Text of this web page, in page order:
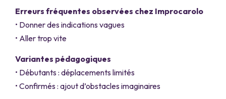
Erreurs fréquentes observées chez Improcarolo
• Donner des indications vagues
• Aller trop vite
Variantes pédagogiques
• Débutants : déplacements limités
• Confirmés : ajout d’obstacles imaginaires